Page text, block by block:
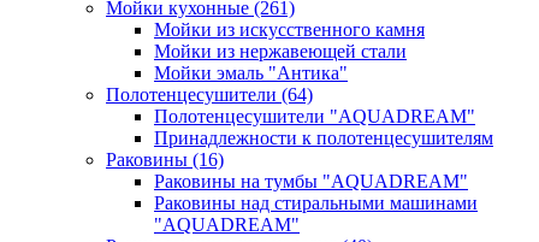
Мойки кухонные (261)
Мойки из искусственного камня
Мойки из нержавеющей стали
Мойки эмаль "Антика"
Полотенцесушители (64)
Полотенцесушители "AQUADREAM"
Принадлежности к полотенцесушителям
Раковины (16)
Раковины на тумбы "AQUADREAM"
Раковины над стиральными машинами
"AQUADREAM"